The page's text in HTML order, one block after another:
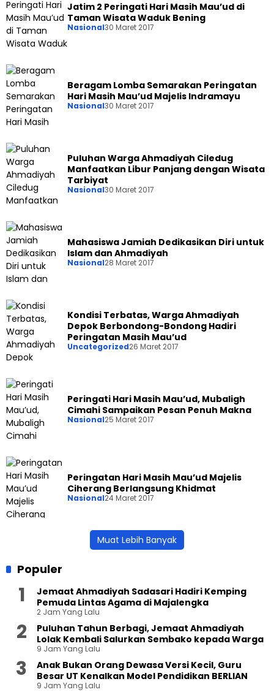
Jatim 2 Peringati Hari Masih Mau’ud di
Taman Wisata Waduk Bening
Nasional30 Maret 2017
Beragam Lomba Semarakan Peringatan
Hari Masih Mau’ud Majelis Indramayu
Nasional30 Maret 2017
Puluhan Warga Ahmadiyah Ciledug
Manfaatkan Libur Panjang dengan Wisata
Tarbiyat
Nasional30 Maret 2017
Mahasiswa Jamiah Dedikasikan Diri untuk
Islam dan Ahmadiyah
Nasional28 Maret 2017
Kondisi Terbatas, Warga Ahmadiyah
Depok Berbondong-Bondong Hadiri
Peringatan Masih Mau’ud
Uncategorized26 Maret 2017
Peringati Hari Masih Mau’ud, Mubaligh
Cimahi Sampaikan Pesan Penuh Makna
Nasional25 Maret 2017
Peringatan Hari Masih Mau’ud Majelis
Ciherang Berlangsung Khidmat
Nasional24 Maret 2017
Muat Lebih Banyak
Populer
Jemaat Ahmadiyah Sadasari Hadiri Kemping
Pemuda Lintas Agama di Majalengka
2 Jam Yang Lalu
Puluhan Tahun Berbagi, Jemaat Ahmadiyah
Lolak Kembali Salurkan Sembako kepada Warga
9 Jam Yang Lalu
Anak Bukan Orang Dewasa Versi Kecil, Guru
Besar UT Kenalkan Model Pendidikan BERLIAN
9 Jam Yang Lalu